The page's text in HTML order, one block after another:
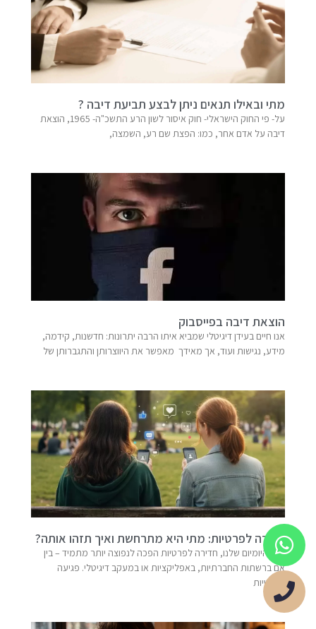
מתי ובאילו תנאים ניתן לבצע תביעת דיבה ?
על- פי החוק הישראלי- חוק איסור לשון הרע התשכ"ה- 1965, הוצאת
דיבה על אדם אחר, כמו: הפצת שם רע, השמצה,
הוצאת דיבה בפייסבוק
אנו חיים בעידן דיגיטלי שמביא איתו הרבה יתרונות: חדשנות, קידמה,
מידע, נגישות ועוד, אך מאידך מאפשר את היווצרותן והתגברותן של
חדירה לפרטיות: מתי היא מתרחשת ואיך תזהו אותה?
בחיי היומיום שלנו, חדירה לפרטיות הפכה לנפוצה יותר מתמיד – בין
אם ברשתות החברתיות, באפליקציות או במעקב דיגיטלי. פגיעה
בפרטיות